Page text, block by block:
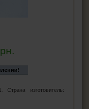
изготовитель: